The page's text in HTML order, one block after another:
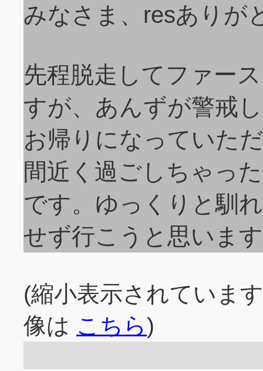
みなさま、resありが
先程脱走してファー
すが、あんずが警戒
お帰りになっていた
間近く過ごしちゃっ
です。ゆっくりと馴
せず行こうと思いま
(縮小表示されていま
像は こちら)